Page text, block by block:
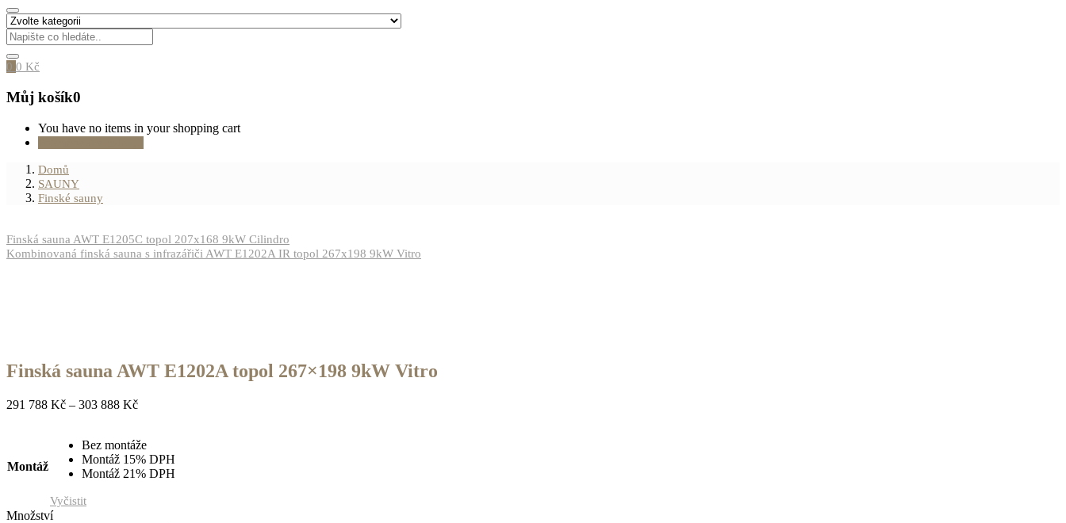
0 0 Kč
Můj košík0
You have no items in your shopping cart
Domů
SAUNY
Finské sauny
Finská sauna AWT E1205C topol 207x168 9kW Cilindro
Kombinovaná finská sauna s infrazářiči AWT E1202A IR topol 267x198 9kW Vitro
Finská sauna AWT E1202A topol 267×198 9kW Vitro
291 788 Kč – 303 888 Kč
Montáž
Bez montáže
Montáž 15% DPH
Montáž 21% DPH
Vyčistit
Množství